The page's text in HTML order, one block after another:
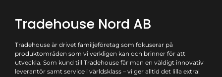
Tradehouse Nord AB
Tradehouse är drivet familjeföretag som fokuserar på
produktområden som vi verkligen kan och brinner för att
utveckla. Som kund till Tradehouse får man en väldigt innovativ
leverantör samt service i världsklass – vi ger alltid det lilla extra!